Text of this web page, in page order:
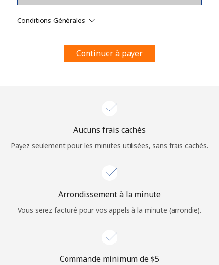
Rappel du mot de passe →
Conditions Générales
Continuer à payer
Aucuns frais cachés
Payez seulement pour les minutes utilisées, sans frais cachés.
Arrondissement à la minute
Vous serez facturé pour vos appels à la minute (arrondie).
Commande minimum de ⁦$5⁩